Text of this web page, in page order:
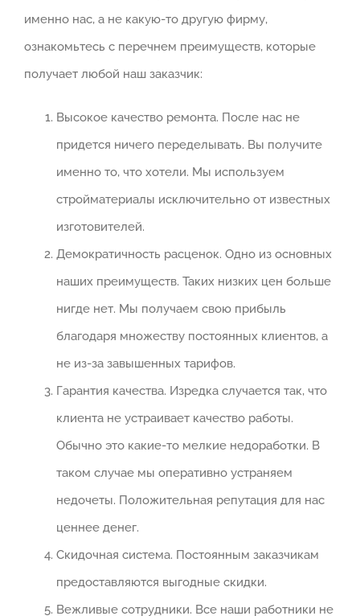
именно нас, а не какую-то другую фирму,
ознакомьтесь с перечнем преимуществ, которые
получает любой наш заказчик:
Высокое качество ремонта. После нас не
придется ничего переделывать. Вы получите
именно то, что хотели. Мы используем
стройматериалы исключительно от известных
изготовителей.
Демократичность расценок. Одно из основных
наших преимуществ. Таких низких цен больше
нигде нет. Мы получаем свою прибыль
благодаря множеству постоянных клиентов, а
не из-за завышенных тарифов.
Гарантия качества. Изредка случается так, что
клиента не устраивает качество работы.
Обычно это какие-то мелкие недоработки. В
таком случае мы оперативно устраняем
недочеты. Положительная репутация для нас
ценнее денег.
Скидочная система. Постоянным заказчикам
предоставляются выгодные скидки.
Вежливые сотрудники. Все наши работники не